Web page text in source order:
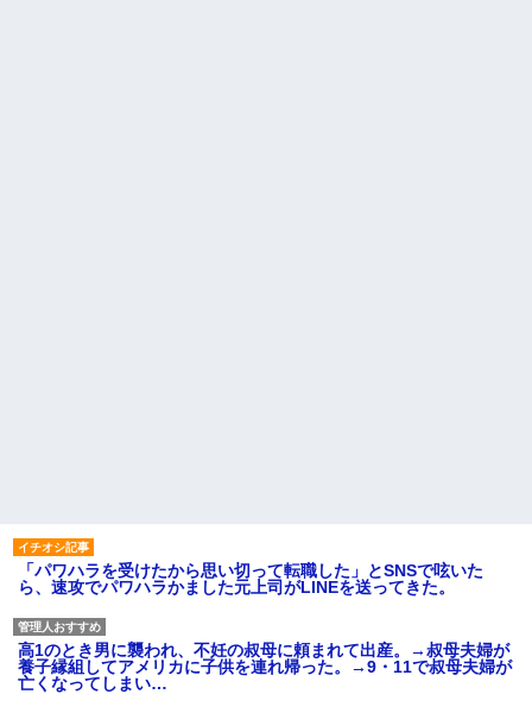
「パワハラを受けたから思い切って転職した」とSNSで呟いた
ら、速攻でパワハラかました元上司がLINEを送ってきた。
高1のとき男に襲われ、不妊の叔母に頼まれて出産。→叔母夫婦が
養子縁組してアメリカに子供を連れ帰った。→9・11で叔母夫婦が
亡くなってしまい…